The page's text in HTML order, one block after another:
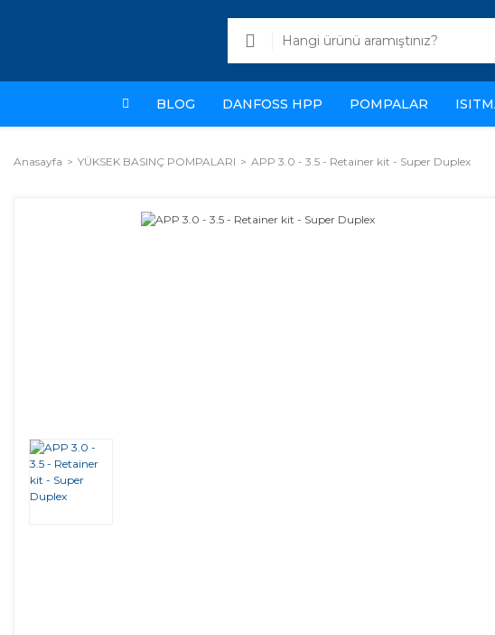
BLOG DANFOSS HPP POMPALAR
Anasayfa YÜKSEK BASINÇ POMPALARI APP 3.0 - 3.5 - Retainer kit - Super Duplex